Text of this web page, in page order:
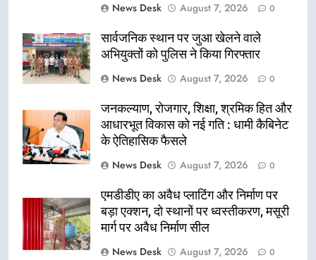
News Desk
August 7, 2026 0
सार्वजनिक स्थान पर जुआ खेलने वाले
अभियुक्तों को पुलिस ने किया गिरफ्तार
News Desk
August 7, 2026 0
जनकल्याण, रोजगार, शिक्षा, श्रमिक हित और
आधारभूत विकास को नई गति : धामी कैबिनेट
के ऐतिहासिक फैसले
News Desk
August 7, 2026 0
एमडीडीए का अवैध प्लाटिंग और निर्माण पर
बड़ा एक्शन, दो स्थानों पर ध्वस्तीकरण, मसूरी
मार्ग पर अवैध निर्माण सील
News Desk
August 7, 2026 0